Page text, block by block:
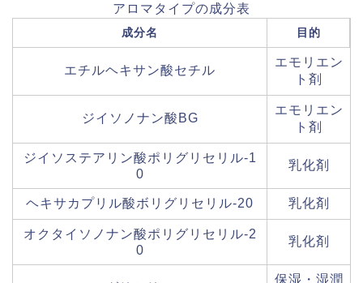
アロマタイプの成分表
成分名 目的
エチルヘキサン酸セチル
エモリエン
ト剤
ジイソノナン酸BG
エモリエン
ト剤
ジイソステアリン酸ポリグリセリル-1
0
乳化剤
ヘキサカプリル酸ボリグリセリル-20 乳化剤
オクタイソノナン酸ポリグリセリル-2
0
乳化剤
保湿・湿潤